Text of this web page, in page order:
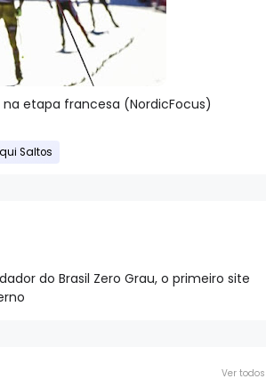
etapa francesa (NordicFocus)
Saltos
do Brasil Zero Grau, o primeiro site
Ver todos